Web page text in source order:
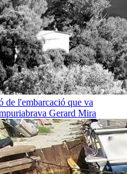
de l'embarcació que va
Gerard Mira